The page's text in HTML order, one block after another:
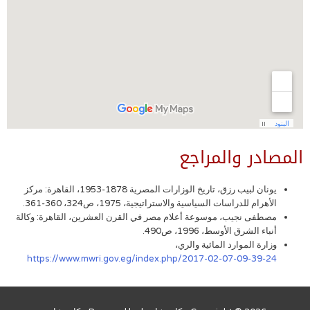
المصادر والمراجع
يونان لبيب رزق، تاريخ الوزارات المصرية 1878-1953، القاهرة: مركز
الأهرام للدراسات السياسية والاستراتيجية، 1975، ص324، 360-361.
مصطفى نجيب، موسوعة أعلام مصر في القرن العشرين، القاهرة: وكالة
أنباء الشرق الأوسط، 1996، ص490.
وزارة الموارد المائية والري،
https://www.mwri.gov.eg/index.php/2017-02-07-09-39-24